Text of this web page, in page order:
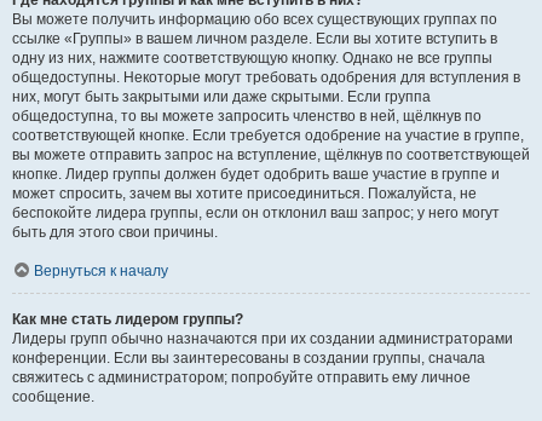
Вы можете получить информацию обо всех существующих группах по
ссылке «Группы» в вашем личном разделе. Если вы хотите вступить в
одну из них, нажмите соответствующую кнопку. Однако не все группы
общедоступны. Некоторые могут требовать одобрения для вступления в
них, могут быть закрытыми или даже скрытыми. Если группа
общедоступна, то вы можете запросить членство в ней, щёлкнув по
соответствующей кнопке. Если требуется одобрение на участие в группе,
вы можете отправить запрос на вступление, щёлкнув по соответствующей
кнопке. Лидер группы должен будет одобрить ваше участие в группе и
может спросить, зачем вы хотите присоединиться. Пожалуйста, не
беспокойте лидера группы, если он отклонил ваш запрос; у него могут
быть для этого свои причины.
Вернуться к началу
Как мне стать лидером группы?
Лидеры групп обычно назначаются при их создании администраторами
конференции. Если вы заинтересованы в создании группы, сначала
свяжитесь с администратором; попробуйте отправить ему личное
сообщение.